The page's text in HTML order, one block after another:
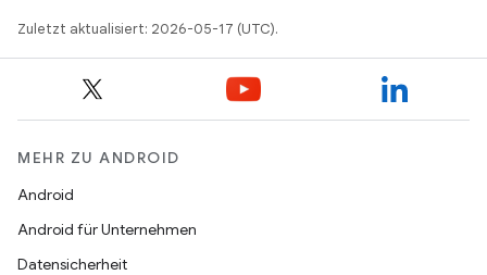
Zuletzt aktualisiert: 2026-05-17 (UTC).
MEHR ZU ANDROID
Android
Android für Unternehmen
Datensicherheit